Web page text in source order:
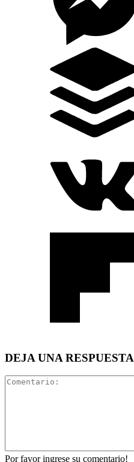
DEJA UNA RESPUESTA
Por favor ingrese su comentario!